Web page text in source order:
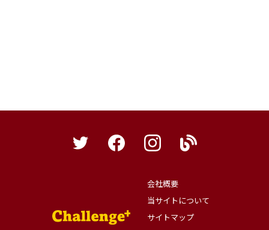
会社概要
当サイトについて
サイトマップ